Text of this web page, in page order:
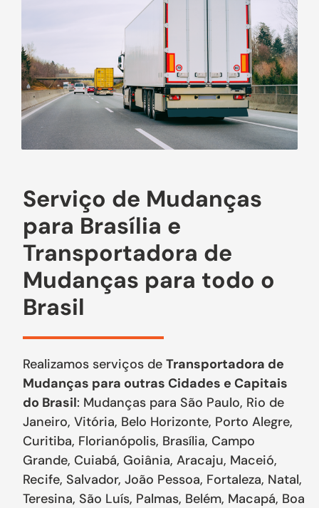
Serviço de Mudanças
para Brasília e
Transportadora de
Mudanças para todo o
Brasil
Realizamos serviços de Transportadora de
Mudanças para outras Cidades e Capitais
do Brasil: Mudanças para São Paulo, Rio de
Janeiro, Vitória, Belo Horizonte, Porto Alegre,
Curitiba, Florianópolis, Brasília, Campo
Grande, Cuiabá, Goiânia, Aracaju, Maceió,
Recife, Salvador, João Pessoa, Fortaleza, Natal,
Teresina, São Luís, Palmas, Belém, Macapá, Boa